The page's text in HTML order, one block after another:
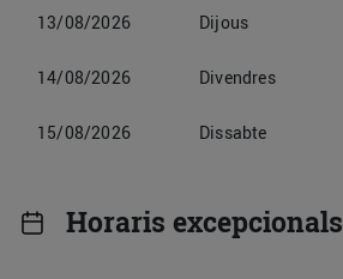
13/08/2026 Dijous
14/08/2026 Divendres
15/08/2026 Dissabte
Horaris excepcionals